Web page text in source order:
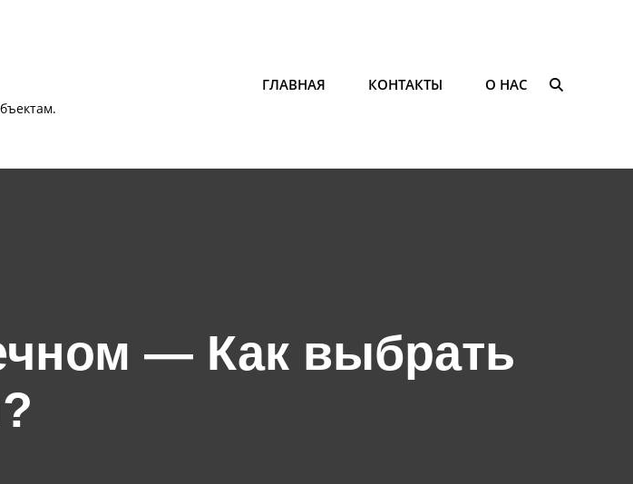
ГЛАВНАЯ КОНТАКТЫ О НАС
— Как выбрать